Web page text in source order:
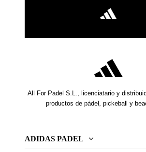
All For Padel S.L., licenciatario y
productos de pádel, pickeball y
ADIDAS PADEL